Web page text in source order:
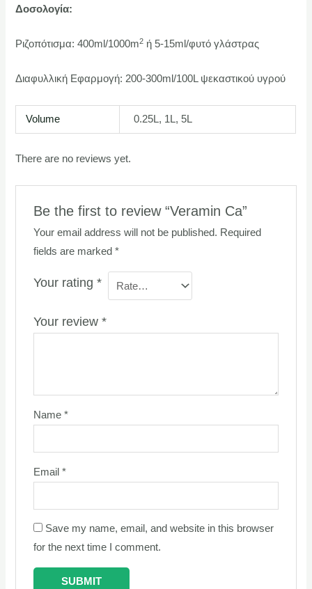
Δοσολογία:
Ριζοπότισμα: 400ml/1000m2 ή 5-15ml/φυτό γλάστρας
Διαφυλλική Εφαρμογή: 200-300ml/100L ψεκαστικού υγρού
Volume 0.25L, 1L, 5L
There are no reviews yet.
Be the first to review “Veramin Ca”
Your email address will not be published. Required
fields are marked *
Your rating *
Your review *
Name *
Email *
Save my name, email, and website in this browser
for the next time I comment.